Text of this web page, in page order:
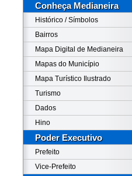
Conheça Medianeira
Histórico / Símbolos
Bairros
Mapa Digital de Medianeira
Mapas do Município
Mapa Turístico Ilustrado
Turismo
Dados
Hino
Poder Executivo
Prefeito
Vice-Prefeito